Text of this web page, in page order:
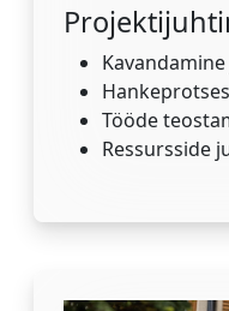
Tööde
Ressursside